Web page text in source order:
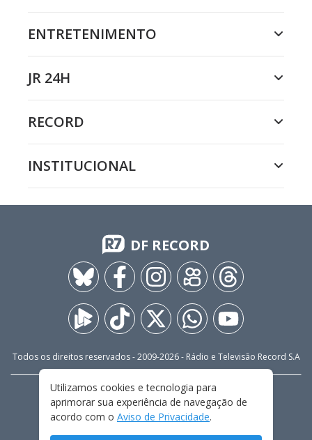
ENTRETENIMENTO
JR 24H
RECORD
INSTITUCIONAL
DF RECORD
Todos os direitos reservados - 2009-2026- Rádio e Televisão Record S.A
FALE CONOSCO
PRIVACIDADE
TERMOS E CONDIÇÕES DE USO
Utilizamos cookies e tecnologia para
aprimorar sua experiência de navegação de
acordo com o Aviso de Privacidade.